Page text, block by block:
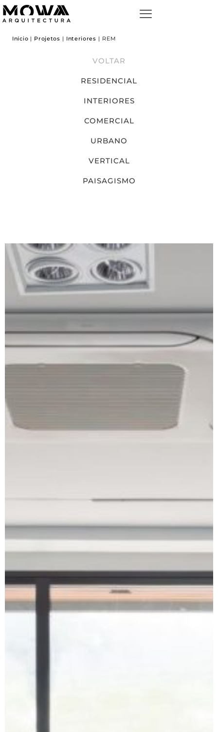
Início | Projetos | Interiores | REM
VOLTAR
RESIDENCIAL
INTERIORES
COMERCIAL
URBANO
VERTICAL
PAISAGISMO